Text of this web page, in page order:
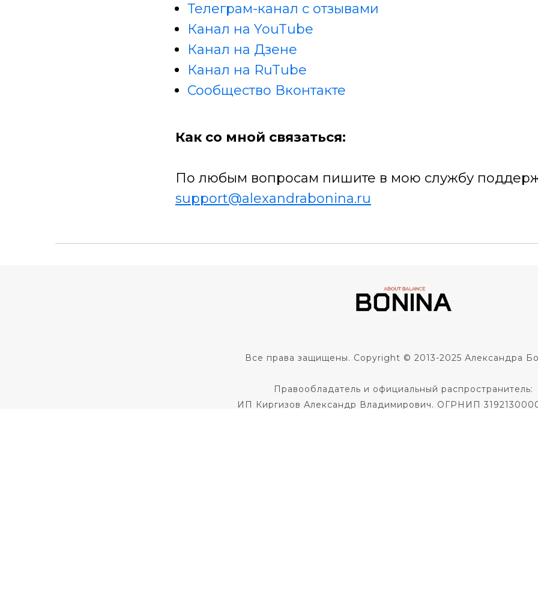
Телеграм-канал с отзывами
Канал на YouTube
Канал на Дзене
Канал на RuTube
Сообщество Вконтакте
Как со мной связаться:
По любым вопросам пишите в мою службу
support@alexandrabonina.ru
Все права защищены. Copyright © 2013-2025 Александра
Правообладатель и официальный распространитель:
ИП Киргизов Александр Владимирович. ОГРНИП